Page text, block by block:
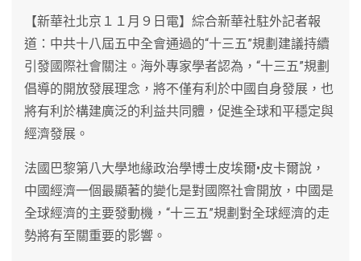
【新華社北京１１月９日電】綜合新華社駐外記者報
道：中共十八屆五中全會通過的“十三五”規劃建議持續
引發國際社會關注。海外專家學者認為，“十三五”規劃
倡導的開放發展理念，將不僅有利於中國自身發展，也
將有利於構建廣泛的利益共同體，促進全球和平穩定與
經濟發展。
法國巴黎第八大學地緣政治學博士皮埃爾•皮卡爾說，
中國經濟一個最顯著的變化是對國際社會開放，中國是
全球經濟的主要發動機，“十三五”規劃對全球經濟的走
勢將有至關重要的影響。